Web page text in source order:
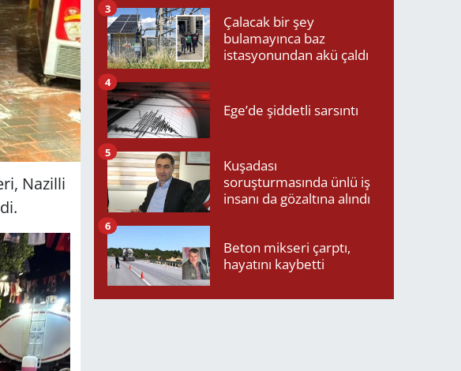
Nazilli
Çalacak bir şey
bulamayınca baz
istasyonundan akü çaldı
3
Ege’de şiddetli sarsıntı
4
Kuşadası
soruşturmasında ünlü iş
insanı da gözaltına alındı
5
Beton mikseri çarptı,
hayatını kaybetti
6